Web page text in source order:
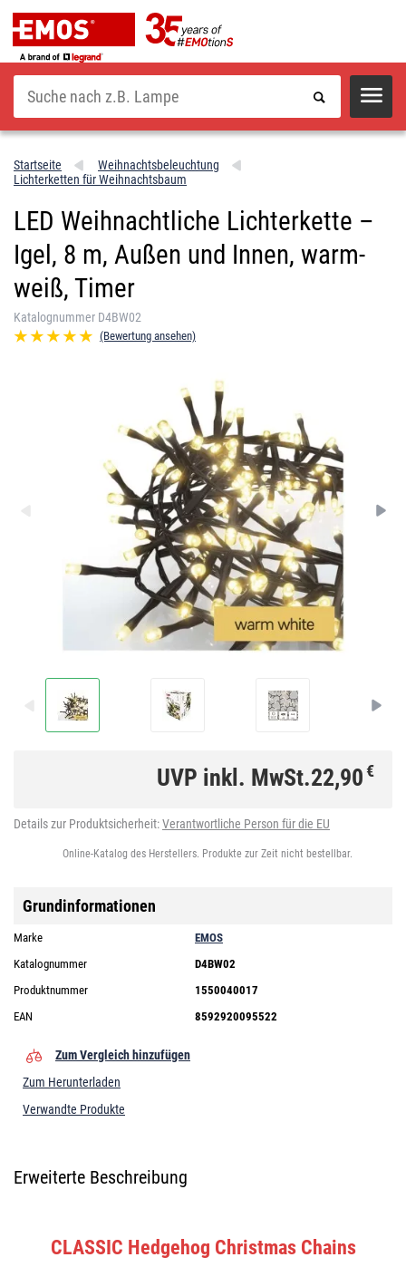
Suche
Startseite
Weihnachtsbeleuchtung
Lichterketten für Weihnachtsbaum
LED Weihnachtliche Lichterkette –
Igel, 8 m, Außen und Innen, warm-
weiß, Timer
Katalognummer D4BW02
(Bewertung ansehen)
UVP inkl. MwSt.22,90€
Details zur Produktsicherheit:Verantwortliche Person für die EU
Online-Katalog des Herstellers. Produkte zur Zeit nicht bestellbar.
Grundinformationen
Marke
EMOS
Katalognummer
D4BW02
Produktnummer
1550040017
EAN
8592920095522
Zum Vergleich hinzufügen
Zum Herunterladen
Verwandte Produkte
Erweiterte Beschreibung
CLASSIC Hedgehog Christmas Chains